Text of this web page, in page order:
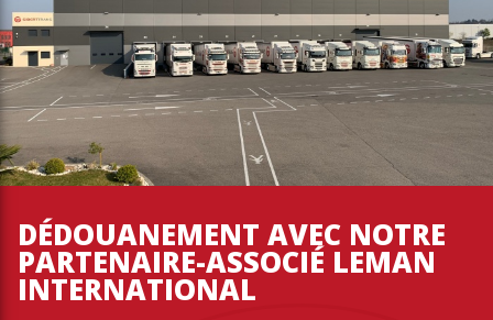
DÉDOUANEMENT AVEC NOTRE
PARTENAIRE-ASSOCIÉ LEMAN
INTERNATIONAL